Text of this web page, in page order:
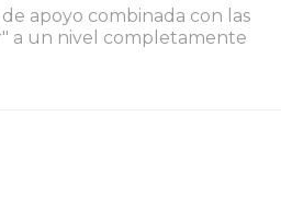
apoyo combinada con las
a un nivel completamente